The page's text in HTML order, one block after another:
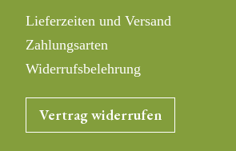
Lieferzeiten und Versand
Zahlungsarten
Widerrufs­belehrung
Vertrag widerrufen